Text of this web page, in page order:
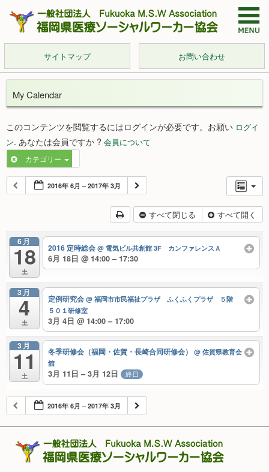
サイトマップ お問い合わせ
My Calendar
このコンテンツを閲覧するにはログインが必要です。お願い ログイ
ン. あなたは会員ですか ? 会員について
カテゴリー
2016年 6月 – 2017年 3月
すべて閉じる すべて開く
6月
18
土
2016 定時総会@ 電気ビル共創館 3F カンファレンスＡ
6月 18日 @ 14:00 – 17:30
3月
4
土
定例研究会@ 福岡市市民福祉プラザ ふくふくプラザ ５階
５０１研修室
3月 4日 @ 14:00 – 17:00
3月
11
土
冬季研修会（福岡・佐賀・長崎合同研修会）@ 佐賀県教育会
館
3月 11日 – 3月 12日 終日
2016年 6月 – 2017年 3月